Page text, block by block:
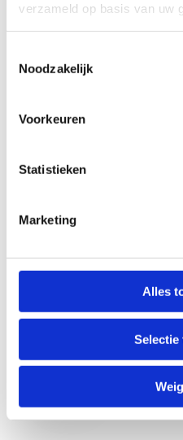
verzameld op basis van uw
Noodzakelijk
Voorkeuren
Statistieken
Marketing
Alles
Selectie
Jouw vraag
Anti-Robot Verification
Click to start
Verzend